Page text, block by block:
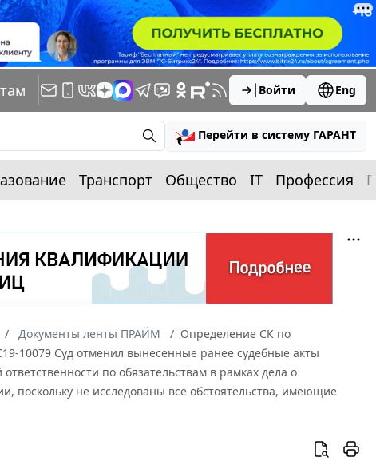
Войти Eng
Перейти в систему ГАРАНТ
Транспорт Общество IT Профессия
Документы ленты ПРАЙМ
Определение СК по
10079 Суд отменил вынесенные ранее судебные акты
по обязательствам в рамках дела о
поскольку не исследованы все обстоятельства, имеющие